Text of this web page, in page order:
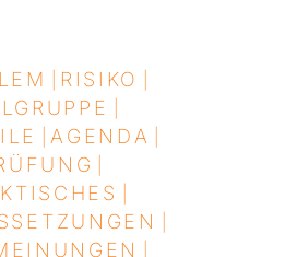
RISIKO
|AGENDA